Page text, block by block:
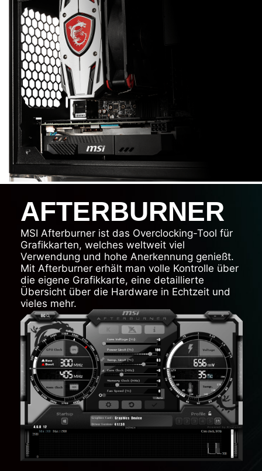
AFTERBURNER
MSI Afterburner ist das Overclocking-Tool für
Grafikkarten, welches weltweit viel
Verwendung und hohe Anerkennung genießt.
Mit Afterburner erhält man volle Kontrolle über
die eigene Grafikkarte, eine detaillierte
Übersicht über die Hardware in Echtzeit und
vieles mehr.